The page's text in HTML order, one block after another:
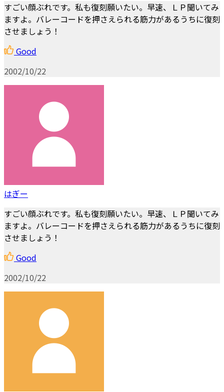
すごい顔ぶれです。私も復刻願いたい。早速、ＬＰ聞いてみ
ますよ。バレーコードを押さえられる筋力があるうちに復刻
させましょう！
Good
2002/10/22
はぎー
すごい顔ぶれです。私も復刻願いたい。早速、ＬＰ聞いてみ
ますよ。バレーコードを押さえられる筋力があるうちに復刻
させましょう！
Good
2002/10/22